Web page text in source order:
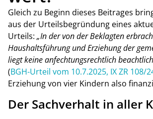
Gleich zu Beginn dieses Beitrages
aus der Urteilsbegründung eines
Urteils: „In der von der Beklagten
Haushaltsführung und Erziehung der
liegt keine anfechtungsrechtlich
(BGH-Urteil vom 10.7.2025, IX ZR 108/
Erziehung von vier Kindern also
Der Sachverhalt in aller